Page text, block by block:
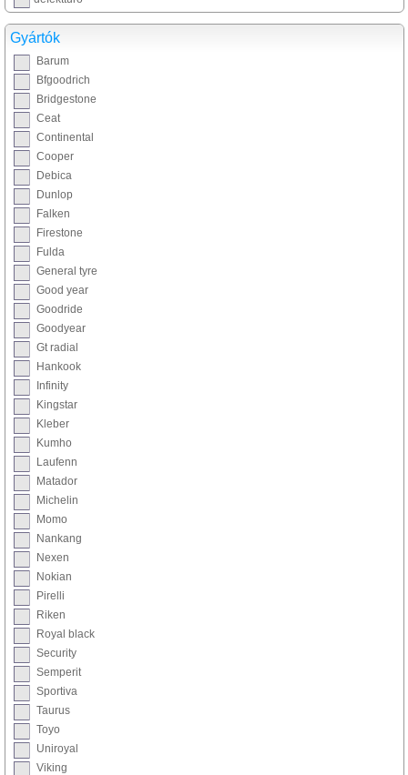
Gyártók
Barum
Bfgoodrich
Bridgestone
Ceat
Continental
Cooper
Debica
Dunlop
Falken
Firestone
Fulda
General tyre
Good year
Goodride
Goodyear
Gt radial
Hankook
Infinity
Kingstar
Kleber
Kumho
Laufenn
Matador
Michelin
Momo
Nankang
Nexen
Nokian
Pirelli
Riken
Royal black
Security
Semperit
Sportiva
Taurus
Toyo
Uniroyal
Viking